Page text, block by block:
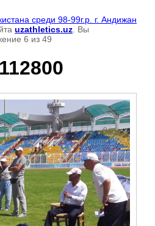
среди 98-99г.р. г. Андижан
uzathletics.uz . Вы
6 из 49